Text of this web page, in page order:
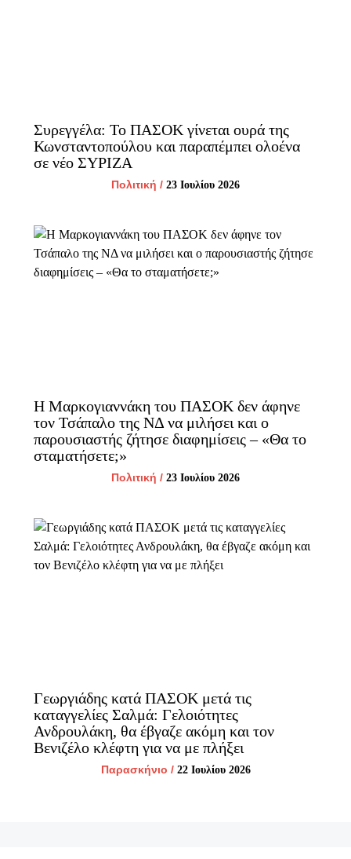
Συρεγγέλα: Το ΠΑΣΟΚ γίνεται ουρά της
Κωνσταντοπούλου και παραπέμπει ολοένα
σε νέο ΣΥΡΙΖΑ
Πολιτική / 23 Ιουλίου 2026
Η Μαρκογιαννάκη του ΠΑΣΟΚ δεν άφηνε
τον Τσάπαλο της ΝΔ να μιλήσει και ο
παρουσιαστής ζήτησε διαφημίσεις – «Θα το
σταματήσετε;»
Πολιτική / 23 Ιουλίου 2026
Γεωργιάδης κατά ΠΑΣΟΚ μετά τις
καταγγελίες Σαλμά: Γελοιότητες
Ανδρουλάκη, θα έβγαζε ακόμη και τον
Βενιζέλο κλέφτη για να με πλήξει
Παρασκήνιο / 22 Ιουλίου 2026